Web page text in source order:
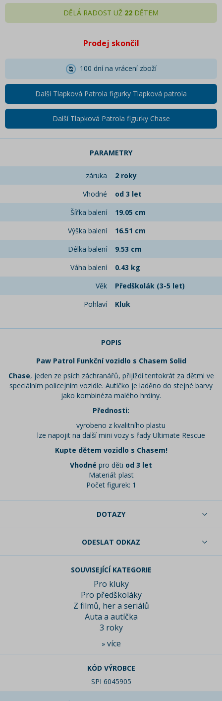
DĚLÁ RADOST UŽ 22 DĚTEM
Prodej skončil
100 dní na vrácení zboží
Další Tlapková Patrola figurky Tlapková patrola
Další Tlapková Patrola figurky Chase
PARAMETRY
záruka
2 roky
Vhodné
od 3 let
Šířka balení
19.05 cm
Výška balení
16.51 cm
Délka balení
9.53 cm
Váha balení
0.43 kg
Věk
Předškolák (3-5 let)
Pohlaví
Kluk
POPIS
Paw Patrol Funkční vozidlo s Chasem Solid
Chase, jeden ze psích záchranářů, přijíždí tentokrát za dětmi ve
speciálním policejním vozidle. Autíčko je laděno do stejné barvy
jako kombinéza malého hrdiny.
Přednosti:
vyrobeno z kvalitního plastu
lze napojit na další mini vozy s řady Ultimate Rescue
Kupte dětem vozidlo s Chasem!
Vhodné pro děti od 3 let
Materiál: plast
Počet figurek: 1
DOTAZY
ODESLAT ODKAZ
SOUVISEJÍCÍ KATEGORIE
Pro kluky
Pro předškoláky
Z filmů, her a seriálů
Auta a autíčka
3 roky
» více
KÓD VÝROBCE
SPI 6045905